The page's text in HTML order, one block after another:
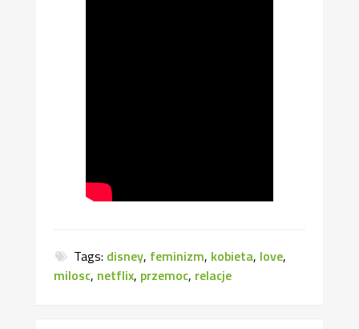
Tags: disney, feminizm, kobieta, love,
milosc, netflix, przemoc, relacje